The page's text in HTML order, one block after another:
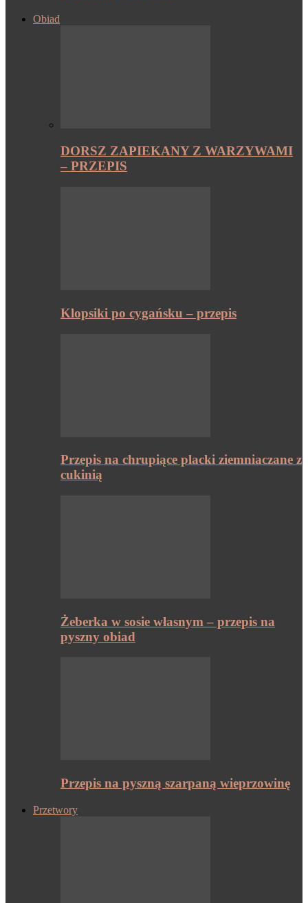
Obiad
DORSZ ZAPIEKANY Z WARZYWAMI
– PRZEPIS
Klopsiki po cygańsku – przepis
Przepis na chrupiące placki ziemniaczane z
cukinią
Żeberka w sosie własnym – przepis na
pyszny obiad
Przepis na pyszną szarpaną wieprzowinę
Przetwory